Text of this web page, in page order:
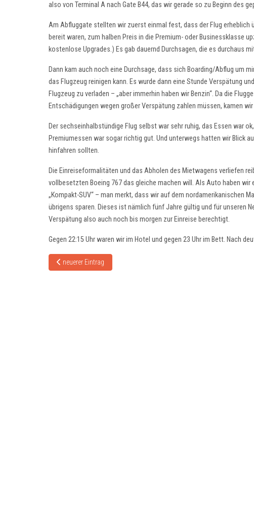
also von Terminal A nach Gate B44, das wir gerade so zu Beginn des
Am Abfluggate stellten wir zuerst einmal fest, dass der Flug erheblich
bereit waren, zum halben Preis in die Premium- oder Businessklasse
kostenlose Upgrades.) Es gab dauernd Durchsagen, die es durchaus
Dann kam auch noch eine Durchsage, dass sich Boarding/Abflug um
das Flugzeug reinigen kann. Es wurde dann eine Stunde Verspätung
Flugzeug zu verladen – „aber immerhin haben wir Benzin“. Da die
Entschädigungen wegen großer Verspätung zahlen müssen, kamen
Der sechseinhalbstündige Flug selbst war sehr ruhig, das Essen war
Premiumessen war sogar richtig gut. Und unterwegs hatten wir Blick
hinfahren sollten.
Die Einreiseformalitäten und das Abholen des Mietwagens verliefen
vollbesetzten Boeing 767 das gleiche machen will. Als Auto haben wir
„Kompakt-SUV“ – man merkt, dass wir auf dem nordamerikanischen
übrigens sparen. Dieses ist nämlich fünf Jahre gültig und für unseren
Verspätung also auch noch bis morgen zur Einreise berechtigt.
Gegen 22:15 Uhr waren wir im Hotel und gegen 23 Uhr im Bett. Nach
Vorheriger Beitrag: Halifax
neuerer Eintrag